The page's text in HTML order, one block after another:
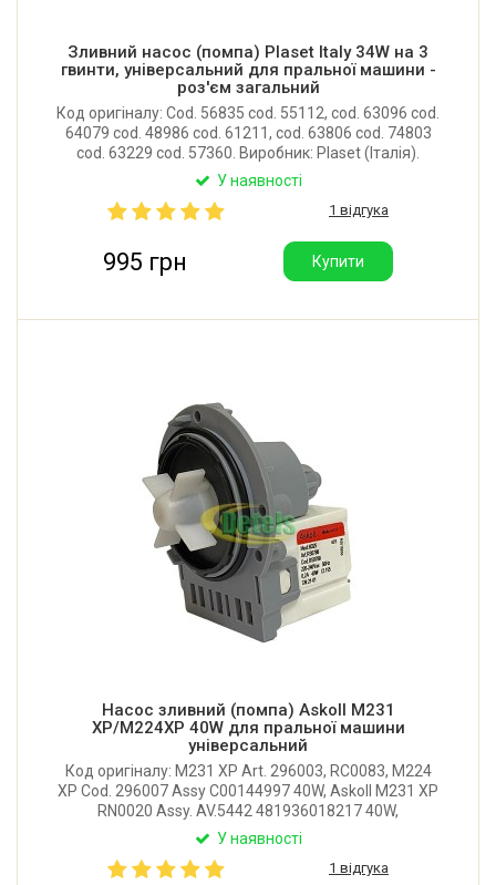
Зливний насос (помпа) Plaset Italy 34W на 3
гвинти, універсальний для пральної машини -
роз'єм загальний
Код оригіналу: Cod. 56835 cod. 55112, cod. 63096 cod.
64079 cod. 48986 cod. 61211, cod. 63806 cod. 74803
cod. 63229 cod. 57360. Виробник: Plaset (Італія).
Підходить на всі моделі пральних машин, в яких
У наявності
1 відгука
995 грн Купити
Насос зливний (помпа) Askoll M231
XP/M224XP 40W для пральної машини
універсальний
Код оригіналу: M231 XP Art. 296003, RC0083, M224
XP Cod. 296007 Assy C00144997 40W, Askoll M231 XP
RN0020 Assy. AV.5442 481936018217 40W,
1245988801, M325 RS0788. Кріплення: 3 гвинти.
Виробник: Askoll (Словаччина).
У наявності
1 відгука